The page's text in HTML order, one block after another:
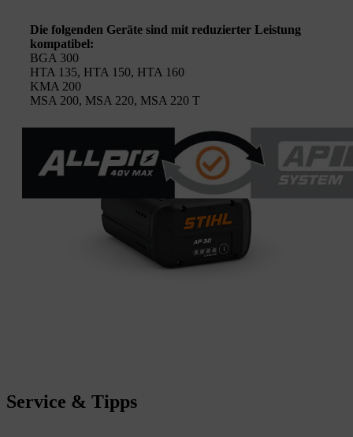
Die folgenden Geräte sind mit reduzierter Leistung
kompatibel:
BGA 300
HTA 135, HTA 150, HTA 160
KMA 200
MSA 200, MSA 220, MSA 220 T
Service & Tipps